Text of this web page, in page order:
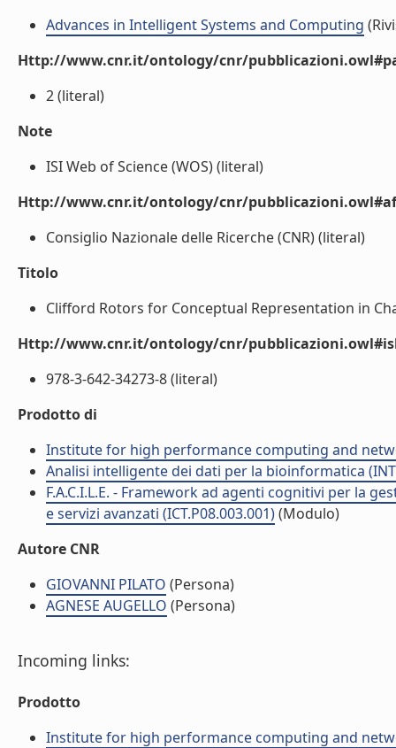
Advances in Intelligent Systems and Computing
Http://www.cnr.it/ontology/cnr/
2 (literal)
Note
ISI Web of Science (WOS) (literal)
Http://www.cnr.it/ontology/cnr/
Consiglio Nazionale delle Ricerche (CNR) (literal)
Titolo
Clifford Rotors for Conceptual Representation in
Http://www.cnr.it/ontology/cnr/
978-3-642-34273-8 (literal)
Prodotto di
Institute for high performance computing and
Analisi intelligente dei dati per la bioinformatica
F.A.C.I.L.E. - Framework ad agenti cognitivi per la
e servizi avanzati (ICT.P08.003.001)(Modulo)
Autore CNR
GIOVANNI PILATO (Persona)
AGNESE AUGELLO (Persona)
Incoming links:
Prodotto
Institute for high performance computing and